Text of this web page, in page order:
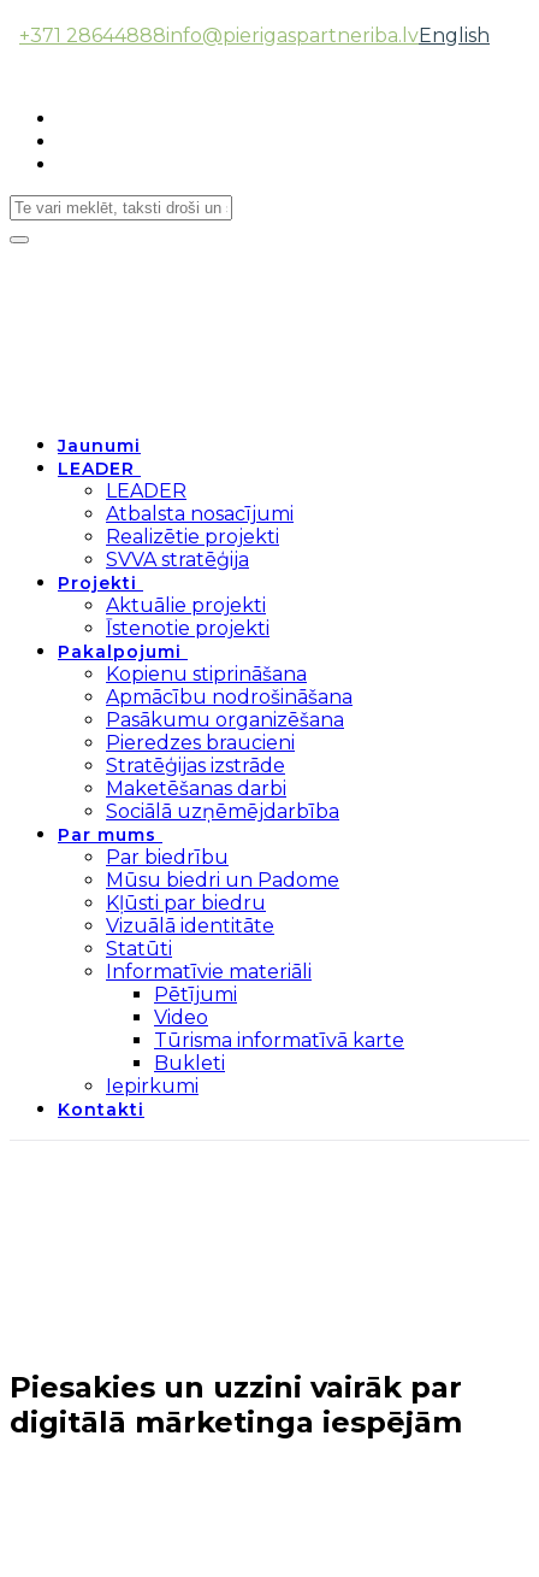
+371 28644888info@pierigaspartneriba.lvEnglish
Toggle
Jaunumi
LEADER
LEADER
Atbalsta nosacījumi
Realizētie projekti
SVVA stratēģija
Projekti
Aktuālie projekti
Īstenotie projekti
Pakalpojumi
Kopienu stiprināšana
Apmācību nodrošināšana
Pasākumu organizēšana
Pieredzes braucieni
Stratēģijas izstrāde
Maketēšanas darbi
Sociālā uzņēmējdarbība
Par mums
Par biedrību
Mūsu biedri un Padome
Kļūsti par biedru
Vizuālā identitāte
Statūti
Informatīvie materiāli
Pētījumi
Video
Tūrisma informatīvā karte
Bukleti
Iepirkumi
Kontakti
Piesakies un uzzini vairāk par
digitālā mārketinga iespējām